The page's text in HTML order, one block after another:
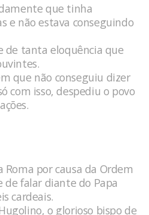
que tinha
e não estava conseguindo
de tanta eloquência que
que não conseguiu dizer
com isso, despediu o povo
por causa da Ordem
falar diante do Papa
cardeais.
o glorioso bispo de